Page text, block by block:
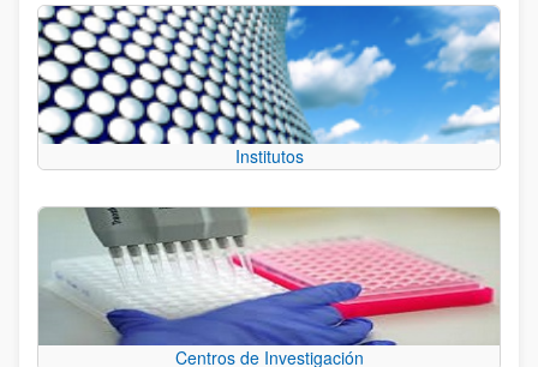
Institutos
Centros de Investigación